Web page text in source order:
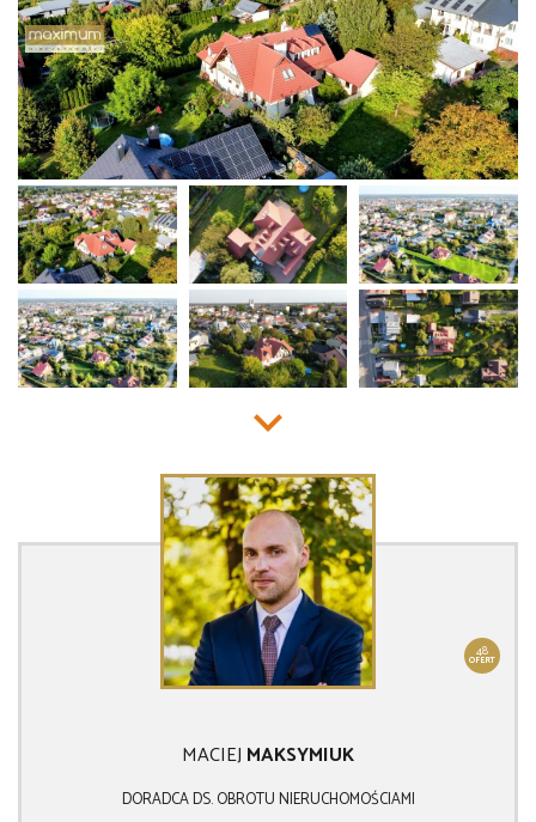
48
OFERT
MACIEJ MAKSYMIUK
DORADCA DS. OBROTU NIERUCHOMOŚCIAMI